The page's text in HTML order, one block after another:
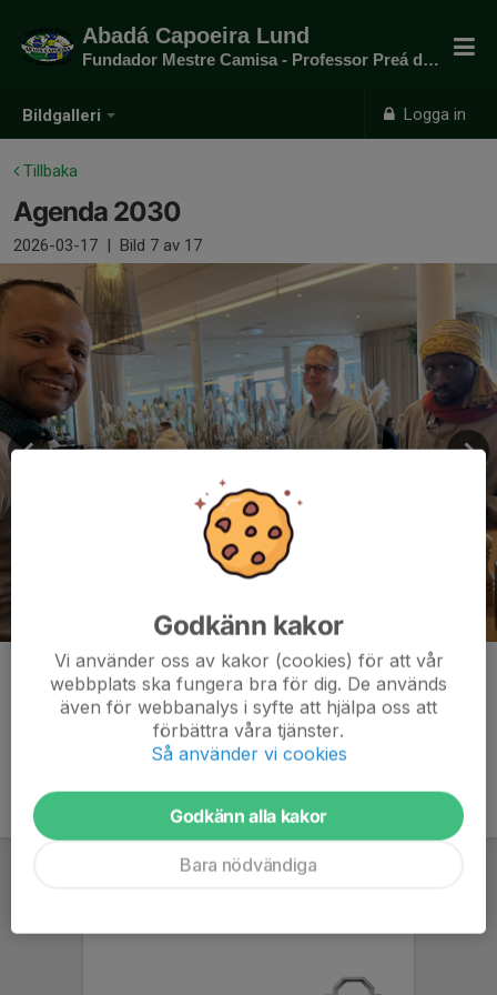
Bildgalleri Logga in
Abadá Capoeira Lund
Fundador Mestre Camisa - Professor Preá do mato
Tillbaka
Agenda 2030
2026-03-17 | Bild 7 av 17
Kommentarer
Godkänn kakor
Vi använder oss av kakor (cookies) för att vår
webbplats ska fungera bra för dig. De används
även för webbanalys i syfte att hjälpa oss att
förbättra våra tjänster.
Så använder vi cookies
Godkänn alla kakor
Bara nödvändiga